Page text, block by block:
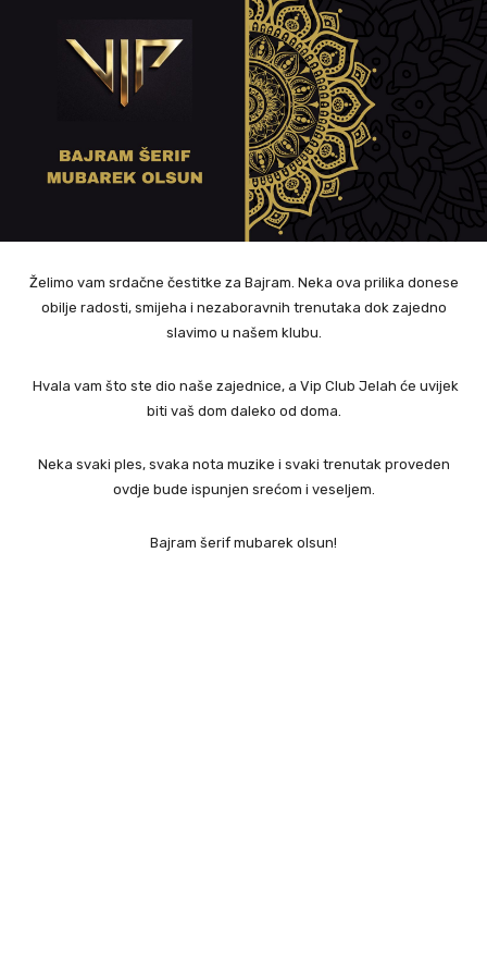
Želimo vam srdačne čestitke za Bajram. Neka ova prilika donese
obilje radosti, smijeha i nezaboravnih trenutaka dok zajedno
slavimo u našem klubu.
Hvala vam što ste dio naše zajednice, a Vip Club Jelah će uvijek
biti vaš dom daleko od doma.
Neka svaki ples, svaka nota muzike i svaki trenutak proveden
ovdje bude ispunjen srećom i veseljem.
Bajram šerif mubarek olsun!